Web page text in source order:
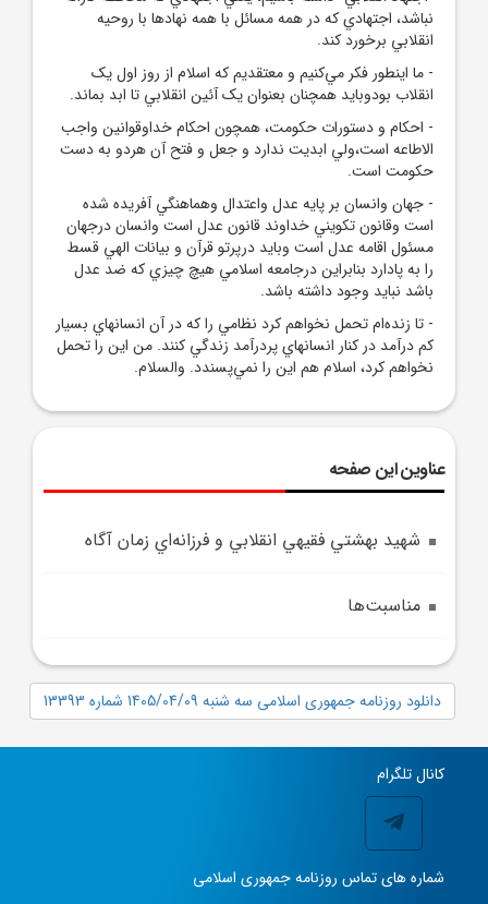
نباشد، اجتهادي که در همه مسائل با همه نهادها با روحيه
انقلابي برخورد کند.
- ما اينطور فکر مي‌کنيم و معتقديم که اسلام از روز اول يک
انقلاب بودوبايد همچنان بعنوان يک آئين انقلابي تا ابد بماند.
- احکام و دستورات حکومت، همچون احکام خداوقوانين واجب
الاطاعه است،ولي ابديت ندارد و جعل و فتح آن هردو به دست
حکومت است.
- جهان وانسان بر پايه عدل واعتدال وهماهنگي آفريده شده
است وقانون تکويني خداوند قانون عدل است وانسان درجهان
مسئول اقامه عدل است وبايد درپرتو قرآن و بيانات الهي قسط
را به پادارد بنابراين درجامعه اسلامي هيچ چيزي که ضد عدل
باشد نبايد وجود داشته باشد.
- تا زنده‌ام تحمل نخواهم کرد نظامي را که در آن انسانهاي بسيار
کم درآمد در کنار انسانهاي پردرآمد زندگي کنند. من اين را تحمل
نخواهم کرد، اسلام هم اين را نمي‌پسندد. والسلام.
عناوین این صفحه
شهيد بهشتي فقيهي انقلابي و فرزانه‌اي زمان آگاه
مناسبت‌ها
دانلود روزنامه جمهوری اسلامی سه شنبه 1405/04/09 شماره 13393
کانال تلگرام
شماره های تماس روزنامه جمهوری اسلامی